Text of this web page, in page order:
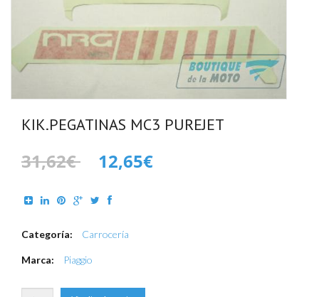
KIK.PEGATINAS MC3 PUREJET
31,62€ 12,65€
Categoría: Carrocería
Marca: Piaggio